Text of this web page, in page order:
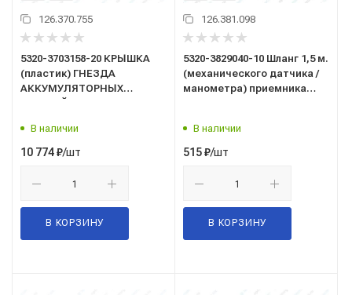
126.370.755
5320-3703158-20 КРЫШКА
(пластик) ГНЕЗДА
АККУМУЛЯТОРНЫХ
В наличии
10 774₽/шт
В КОРЗИНУ
126.381.098
5320-3829040-10 Шланг 1,5 м.
(механического датчика /
манометра) приемника
3810000)
В наличии
515₽/шт
В КОРЗИНУ